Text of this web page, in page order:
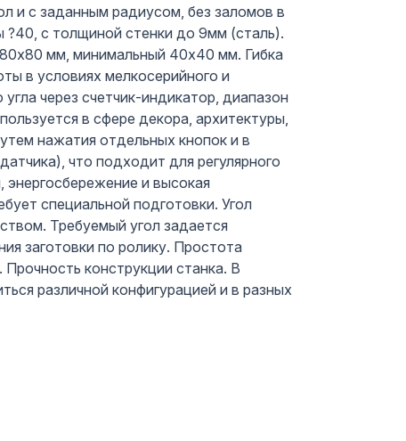
и с заданным радиусом, без заломов в
?40, с толщиной стенки до 9мм (сталь).
мм, минимальный 40х40 мм. Гибка
в условиях мелкосерийного и
через счетчик-индикатор, диапазон
в сфере декора, архитектуры,
нажатия отдельных кнопок и в
что подходит для регулярного
энергосбережение и высокая
специальной подготовки. Угол
Требуемый угол задается
заготовки по ролику. Простота
Прочность конструкции станка. В
различной конфигурацией и в разных